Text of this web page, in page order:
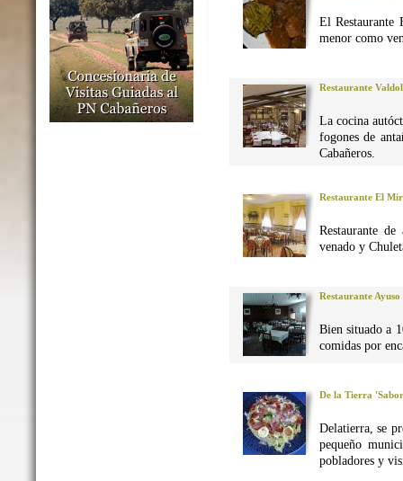
El Restaurante
menor como
Restaurante
La cocina
fogones de
Cabañeros.
Restaurante El
Restaurante
venado y
Restaurante Ayuso
Bien situado a
comidas por
De la Tierra
Delatierra, se
pequeño
pobladores y